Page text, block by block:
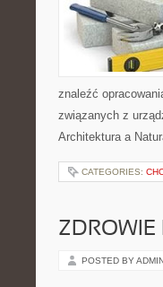
znaleźć
związanych z
Architektura a
CATEGORIES:
ZDROWIE
POSTED BY